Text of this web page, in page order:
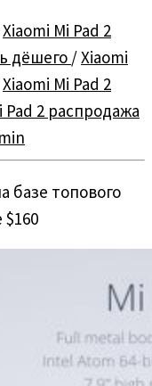
Xiaomi Mi Pad 2
дёшего /Xiaomi
Xiaomi Mi Pad 2
Pad 2 распродажа
базе топового